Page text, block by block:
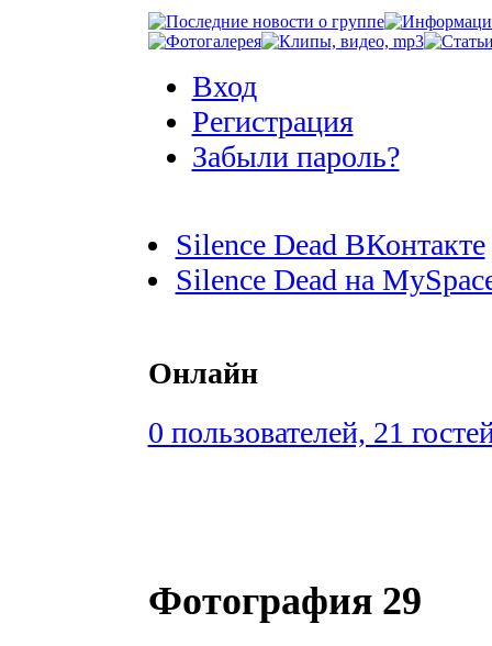
Вход
Регистрация
Забыли пароль?
Silence Dead ВКонтакте
Silence Dead на
Онлайн
0 пользователей, 21
Фотография 29